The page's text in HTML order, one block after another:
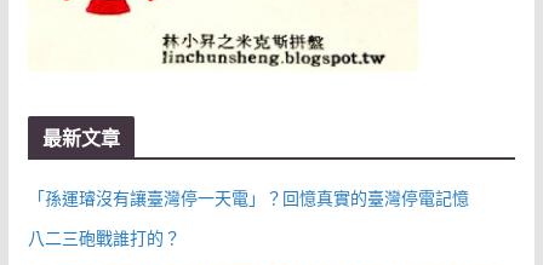
最新文章
「孫運璿沒有讓臺灣停一天電」？回憶真實的臺灣停電記憶
八二三砲戰誰打的？